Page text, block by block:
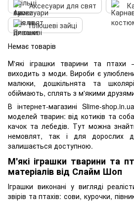
М'які іграшки тварини та
виходить з моди. Вироби є
малюки, дошкільнята та
обіймають, сплять з м'якими
В інтернет-магазині Slime-
моделей тварин: від котиків та
качок та лебедів. Тут можна
немовлят, так і для дорослих
залишається доступною.
М'які іграшки тварини та
матеріалів від Слайм Шоп
Іграшки виконані у вигляді
звірів та птахів: сови, курочки,
Аксесуари для свят
Плюшеві зайці
Немає товарів